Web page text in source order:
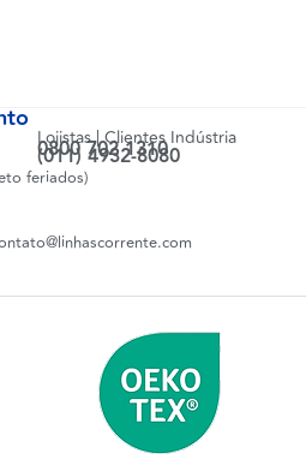
Lojistas | Clientes Indústria
0800 702 1310
(011) 4932-8080
feriados)